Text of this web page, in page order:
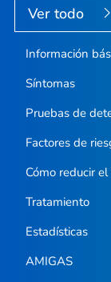
Ver todo
Información
Síntomas
Pruebas de
Factores de
Cómo reducir
Tratamiento
Estadísticas
AMIGAS